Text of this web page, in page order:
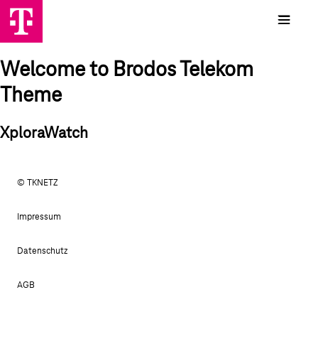
Welcome to Brodos Telekom
Theme
XploraWatch
© TKNETZ
Impressum
Datenschutz
AGB